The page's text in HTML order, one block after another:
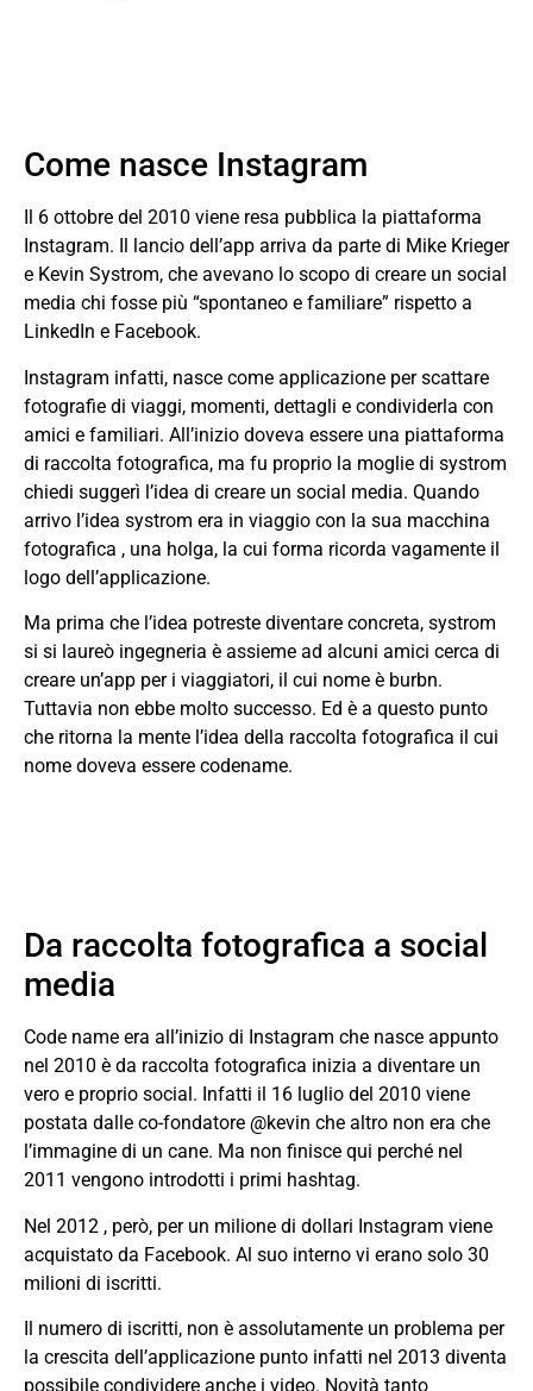
Come nasce Instagram
Il 6 ottobre del 2010 viene resa pubblica la piattaforma
Instagram. Il lancio dell’app arriva da parte di Mike Krieger
e Kevin Systrom, che avevano lo scopo di creare un social
media chi fosse più “spontaneo e familiare” rispetto a
LinkedIn e Facebook.
Instagram infatti, nasce come applicazione per scattare
fotografie di viaggi, momenti, dettagli e condividerla con
amici e familiari. All’inizio doveva essere una piattaforma
di raccolta fotografica, ma fu proprio la moglie di systrom
chiedi suggerì l’idea di creare un social media. Quando
arrivo l’idea systrom era in viaggio con la sua macchina
fotografica , una holga, la cui forma ricorda vagamente il
logo dell’applicazione.
Ma prima che l’idea potreste diventare concreta, systrom
si si laureò ingegneria è assieme ad alcuni amici cerca di
creare un’app per i viaggiatori, il cui nome è burbn.
Tuttavia non ebbe molto successo. Ed è a questo punto
che ritorna la mente l’idea della raccolta fotografica il cui
nome doveva essere codename.
Da raccolta fotografica a social
media
Code name era all’inizio di Instagram che nasce appunto
nel 2010 è da raccolta fotografica inizia a diventare un
vero e proprio social. Infatti il 16 luglio del 2010 viene
postata dalle co-fondatore @kevin che altro non era che
l’immagine di un cane. Ma non finisce qui perché nel
2011 vengono introdotti i primi hashtag.
Nel 2012 , però, per un milione di dollari Instagram viene
acquistato da Facebook. Al suo interno vi erano solo 30
milioni di iscritti.
Il numero di iscritti, non è assolutamente un problema per
la crescita dell’applicazione punto infatti nel 2013 diventa
possibile condividere anche i video. Novità tanto